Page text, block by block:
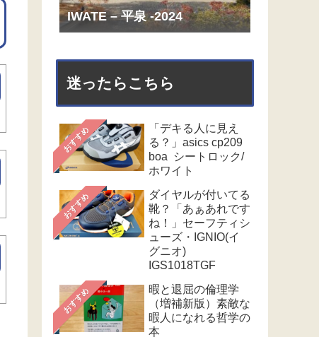
IWATE – 平泉 -2024
迷ったらこちら
おすすめ
「デキる人に見え
る？」asics cp209
boa シートロック/
ホワイト
おすすめ
ダイヤルが付いてる
靴？「あぁあれです
ね！」セーフティシ
ューズ・IGNIO(イ
グニオ)
IGS1018TGF
おすすめ
暇と退屈の倫理学
（増補新版）素敵な
暇人になれる哲学の
本